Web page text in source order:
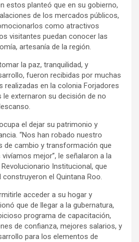
estos planteó que en su gobierno,
de los mercados públicos,
como atractivos
visitantes puedan conocer las
artesanía de la región.
la paz, tranquilidad, y
fueron recibidas por muchas
realizadas en la colonia Forjadores
le externaron su decisión de no
el dejar su patrimonio y
“Nos han robado nuestro
de cambio y transformación que
mejor”, le señalaron a la
Institucional, que
el Quintana Roo.
acceder a su hogar y
que de llegar a la gubernatura,
programa de capacitación,
de confianza, mejores salarios, y
para los elementos de